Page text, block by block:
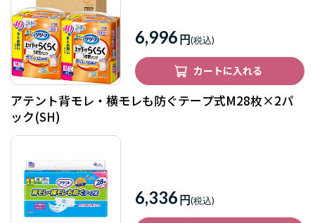
6,996 円
カートに入れる
アテント背モレ・横モレも防ぐテープ式M28枚×2パ
ック(SH)
6,336 円